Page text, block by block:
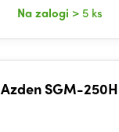
Na zalogi > 5 ks
Azden SGM-250H